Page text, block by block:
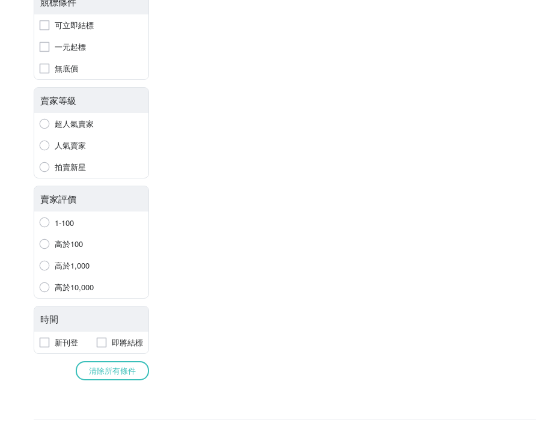
可立即結標
一元起標
無底價
賣家等級
超人氣賣家
人氣賣家
拍賣新星
賣家評價
1-100
高於100
高於1,000
高於10,000
時間
新刊登 即將結標
清除所有條件